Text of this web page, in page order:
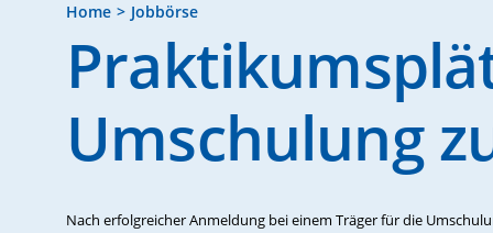
Home Jobbörse
Umschulung
Nach erfolgreicher Anmeldung bei einem Träger für die